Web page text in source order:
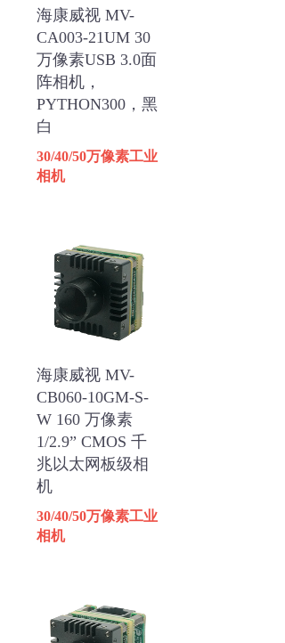
海康威视 MV-
CA003-21UM 30
万像素USB 3.0面
阵相机，
PYTHON300，黑
白
30/40/50万像素工业
相机
海康威视 MV-
CB060-10GM-S-
W 160 万像素
1/2.9” CMOS 千
兆以太网板级相
机
30/40/50万像素工业
相机